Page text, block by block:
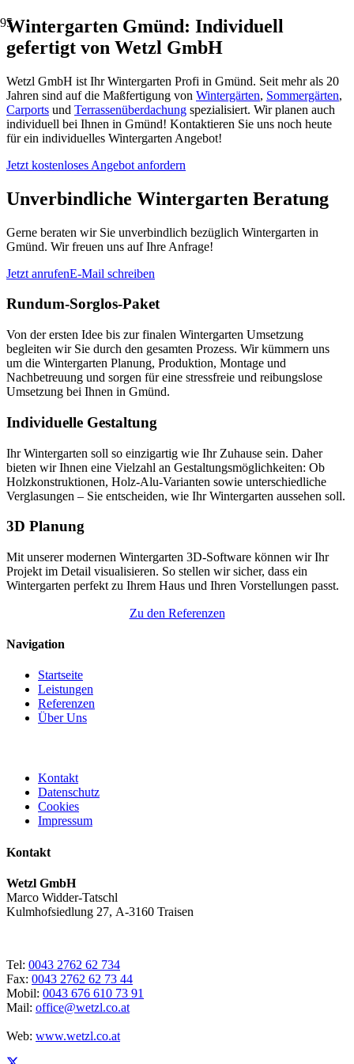
Wintergarten Gmünd: Individuell
gefertigt von Wetzl GmbH
Wetzl GmbH ist Ihr Wintergarten Profi in Gmünd. Seit mehr als 20
Jahren sind auf die Maßfertigung von Wintergärten, Sommergärten,
Carports und Terrassenüberdachung spezialisiert. Wir planen auch
individuell bei Ihnen in Gmünd! Kontaktieren Sie uns noch heute
für ein individuelles Wintergarten Angebot!
Jetzt kostenloses Angebot anfordern
Unverbindliche Wintergarten Beratung
Gerne beraten wir Sie unverbindlich bezüglich Wintergarten in
Gmünd. Wir freuen uns auf Ihre Anfrage!
Jetzt anrufenE-Mail schreiben
Rundum-Sorglos-Paket
Von der ersten Idee bis zur finalen Wintergarten Umsetzung
begleiten wir Sie durch den gesamten Prozess. Wir kümmern uns
um die Wintergarten Planung, Produktion, Montage und
Nachbetreuung und sorgen für eine stressfreie und reibungslose
Umsetzung bei Ihnen in Gmünd.
Individuelle Gestaltung
Ihr Wintergarten soll so einzigartig wie Ihr Zuhause sein. Daher
bieten wir Ihnen eine Vielzahl an Gestaltungsmöglichkeiten: Ob
Holzkonstruktionen, Holz-Alu-Varianten sowie unterschiedliche
Verglasungen – Sie entscheiden, wie Ihr Wintergarten aussehen soll.
3D Planung
Mit unserer modernen Wintergarten 3D-Software können wir Ihr
Projekt im Detail visualisieren. So stellen wir sicher, dass ein
Wintergarten perfekt zu Ihrem Haus und Ihren Vorstellungen passt.
Zu den Referenzen
Navigation
Startseite
Leistungen
Referenzen
Über Uns
Kontakt
Datenschutz
Cookies
Impressum
Kontakt
Wetzl GmbH
Marco Widder-Tatschl
Kulmhofsiedlung 27, A-3160 Traisen
Tel: 0043 2762 62 734
Fax: 0043 2762 62 73 44
Mobil: 0043 676 610 73 91
Mail: office@wetzl.co.at
Web: www.wetzl.co.at